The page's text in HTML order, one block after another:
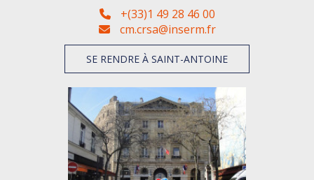
+(33)1 49 28 46 00
cm.crsa@inserm.fr
SE RENDRE À SAINT-ANTOINE